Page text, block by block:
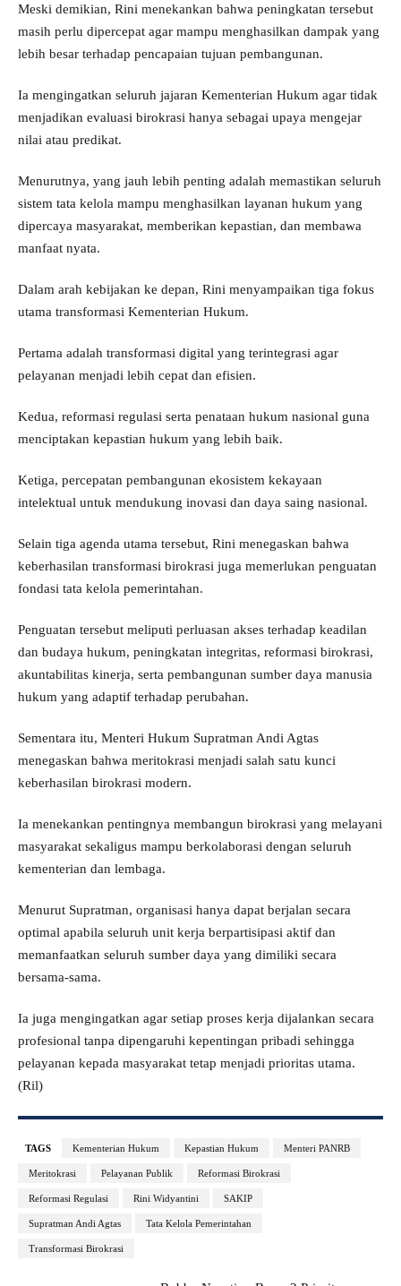
Meski demikian, Rini menekankan bahwa peningkatan tersebut
masih perlu dipercepat agar mampu menghasilkan dampak yang
lebih besar terhadap pencapaian tujuan pembangunan.
Ia mengingatkan seluruh jajaran Kementerian Hukum agar tidak
menjadikan evaluasi birokrasi hanya sebagai upaya mengejar
nilai atau predikat.
Menurutnya, yang jauh lebih penting adalah memastikan seluruh
sistem tata kelola mampu menghasilkan layanan hukum yang
dipercaya masyarakat, memberikan kepastian, dan membawa
manfaat nyata.
Dalam arah kebijakan ke depan, Rini menyampaikan tiga fokus
utama transformasi Kementerian Hukum.
Pertama adalah transformasi digital yang terintegrasi agar
pelayanan menjadi lebih cepat dan efisien.
Kedua, reformasi regulasi serta penataan hukum nasional guna
menciptakan kepastian hukum yang lebih baik.
Ketiga, percepatan pembangunan ekosistem kekayaan
intelektual untuk mendukung inovasi dan daya saing nasional.
Selain tiga agenda utama tersebut, Rini menegaskan bahwa
keberhasilan transformasi birokrasi juga memerlukan penguatan
fondasi tata kelola pemerintahan.
Penguatan tersebut meliputi perluasan akses terhadap keadilan
dan budaya hukum, peningkatan integritas, reformasi birokrasi,
akuntabilitas kinerja, serta pembangunan sumber daya manusia
hukum yang adaptif terhadap perubahan.
Sementara itu, Menteri Hukum Supratman Andi Agtas
menegaskan bahwa meritokrasi menjadi salah satu kunci
keberhasilan birokrasi modern.
Ia menekankan pentingnya membangun birokrasi yang melayani
masyarakat sekaligus mampu berkolaborasi dengan seluruh
kementerian dan lembaga.
Menurut Supratman, organisasi hanya dapat berjalan secara
optimal apabila seluruh unit kerja berpartisipasi aktif dan
memanfaatkan seluruh sumber daya yang dimiliki secara
bersama-sama.
Ia juga mengingatkan agar setiap proses kerja dijalankan secara
profesional tanpa dipengaruhi kepentingan pribadi sehingga
pelayanan kepada masyarakat tetap menjadi prioritas utama.
(Ril)
TAGS Kementerian Hukum Kepastian Hukum Menteri PANRB
Meritokrasi Pelayanan Publik Reformasi Birokrasi
Reformasi Regulasi Rini Widyantini SAKIP
Supratman Andi Agtas Tata Kelola Pemerintahan
Transformasi Birokrasi